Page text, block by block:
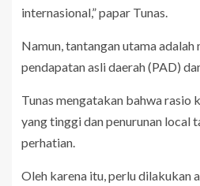
internasional,” papar Tunas.
Namun, tantangan utama
pendapatan asli daerah (PAD)
Tunas mengatakan bahwa rasio
yang tinggi dan penurunan local
perhatian.
Oleh karena itu, perlu dilakukan